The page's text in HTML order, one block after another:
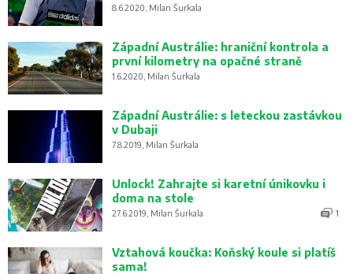
8.6.2020, Milan Šurkala
Západní Austrálie: hraniční kontrola a
první kilometry na opačné straně
1.6.2020, Milan Šurkala
Západní Austrálie: s leteckou zastávkou
v Dubaji
7.8.2019, Milan Šurkala
Unlock! Zahrajte si karetní únikovku i
doma na stole
27.6.2019, Milan Šurkala 1
Vztahová koučka: Koňský koule si platíš
sama!